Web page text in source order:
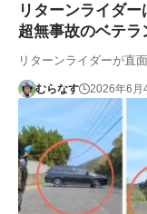
リターンライダ
超無事故のベテ
リターンライダーが直
むらなす 2026年6月